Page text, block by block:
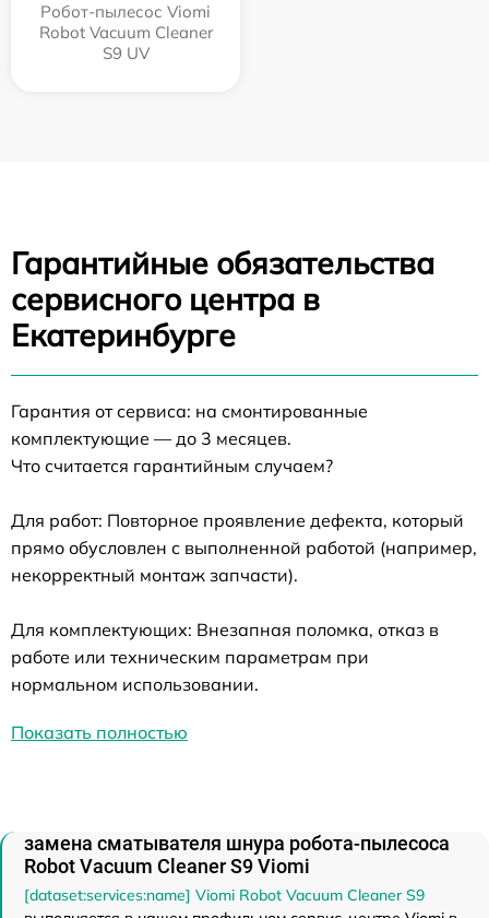
Робот-пылесос Viomi
Robot Vacuum Cleaner
S9 UV
Гарантийные обязательства
сервисного центра в
Екатеринбурге
Гарантия от сервиса: на смонтированные
комплектующие — до 3 месяцев.
Что считается гарантийным случаем?
Для работ: Повторное проявление дефекта, который
прямо обусловлен с выполненной работой (например,
некорректный монтаж запчасти).
Для комплектующих: Внезапная поломка, отказ в
работе или техническим параметрам при
нормальном использовании.
Показать полностью
замена сматывателя шнура робота-пылесоса
Robot Vacuum Cleaner S9 Viomi
[dataset:services:name] Viomi Robot Vacuum Cleaner S9